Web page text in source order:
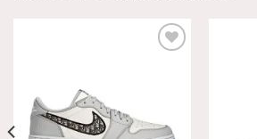
lista de
deseos